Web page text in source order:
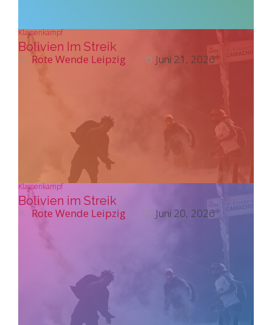
Klassenkampf
Bolivien Im Streik
Rote Wende Leipzig Juni 21, 2026
Klassenkampf
Bolivien im Streik
Rote Wende Leipzig Juni 20, 2026